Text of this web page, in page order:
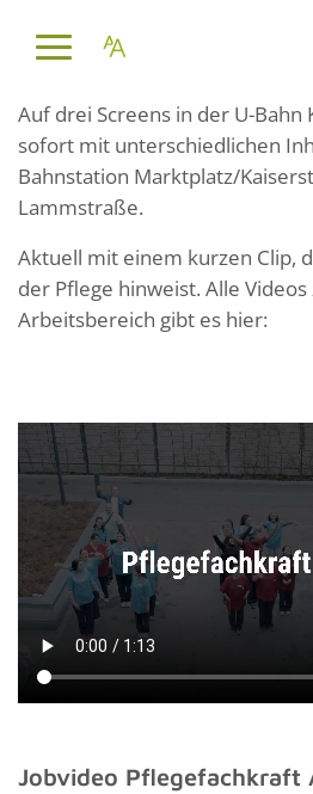
Es kommt
Werbung!
Auf drei Screens in der U-Bahn
sofort mit unterschiedlichen
Bahnstation Marktplatz/
Lammstraße.
Aktuell mit einem kurzen Clip,
der Pflege hinweist. Alle
Arbeitsbereich gibt es hier:
Jobvideo Pflegefachkraft